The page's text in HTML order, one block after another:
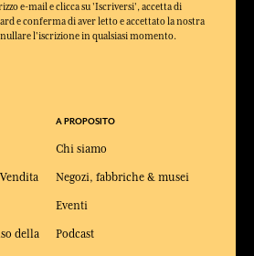
e-mail e clicca su 'Iscriversi', accetta di
e conferma di aver letto e accettato la nostra
l'iscrizione in qualsiasi momento.
della
A PROPOSITO
Chi siamo
Negozi, fabbriche & musei
Eventi
Podcast